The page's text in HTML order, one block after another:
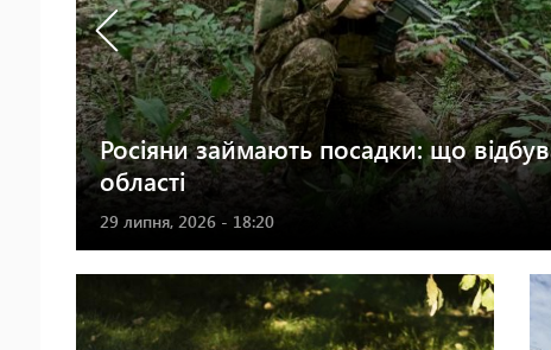
Росіяни займають посадки: що
області
29 липня, 2026 - 18:20